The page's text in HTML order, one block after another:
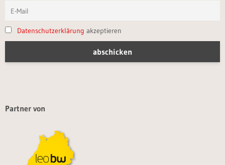
Datenschutzerklärung akzeptieren
Partner von